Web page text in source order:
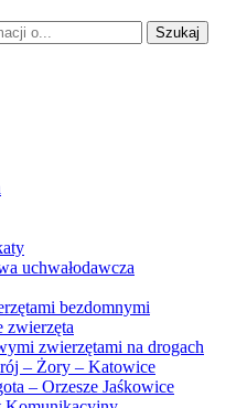
Szukaj
uchwałodawcza
bezdomnymi
zwierzęta
zwierzętami na drogach
– Żory – Katowice
– Orzesze Jaśkowice